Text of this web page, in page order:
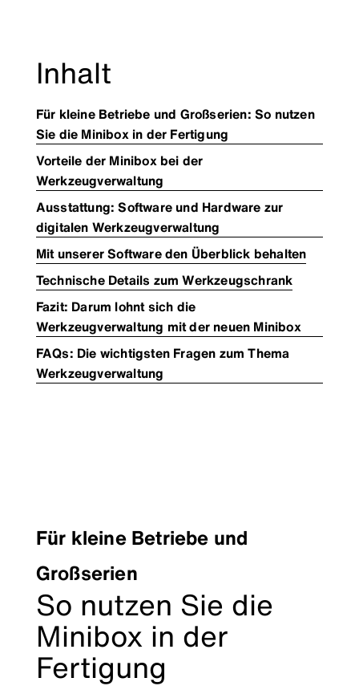
Inhalt
Für kleine Betriebe und Großserien: So nutzen
Sie die Minibox in der Fertigung
Vorteile der Minibox bei der
Werkzeugverwaltung
Ausstattung: Software und Hardware zur
digitalen Werkzeugverwaltung
Mit unserer Software den Überblick behalten
Technische Details zum Werkzeugschrank
Fazit: Darum lohnt sich die
Werkzeugverwaltung mit der neuen Minibox
FAQs: Die wichtigsten Fragen zum Thema
Werkzeugverwaltung
Für kleine Betriebe und
Großserien
So nutzen Sie die
Minibox in der
Fertigung